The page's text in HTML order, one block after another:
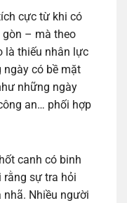
cực từ khi có
– mà theo
là thiếu nhân lực
có bề mặt
những ngày
an… phối hợp
canh có binh
rằng sự tra hỏi
Nhiều người